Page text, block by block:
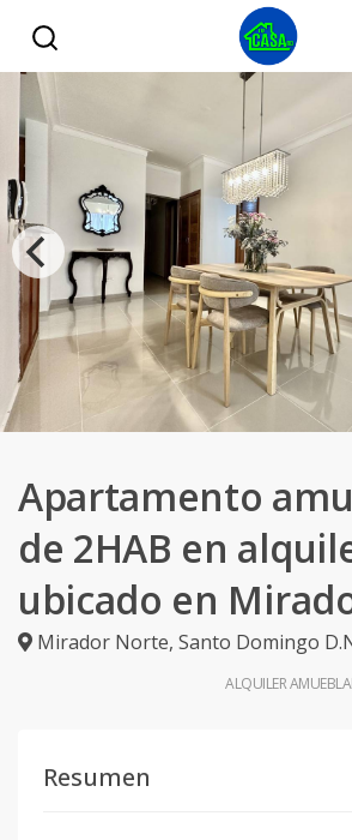
Apartamento
de 2HAB en
ubicado en
Mirador Norte, Santo Domingo
ALQUILER
Resumen